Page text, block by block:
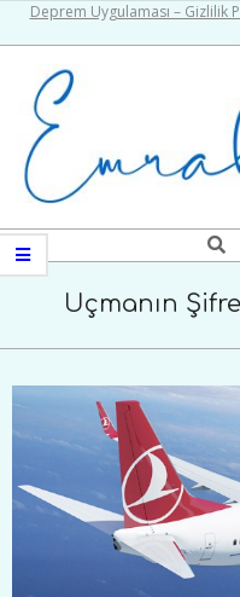
content
Deprem Uygulaması – Gizlilik
Emrah
Çelik
Navigation
Uçmanın